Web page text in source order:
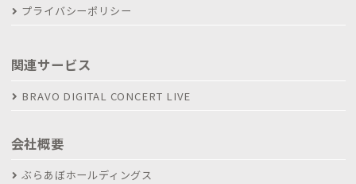
プライバシーポリシー
関連サービス
BRAVO DIGITAL CONCERT LIVE
会社概要
ぶらあぼホールディングス